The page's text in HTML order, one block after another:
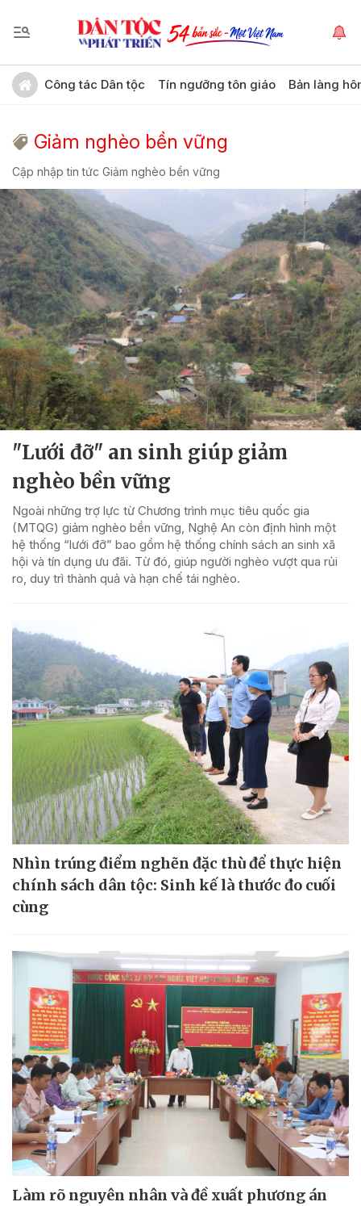
Công tác Dân tộc Tín ngưỡng tôn giáo Bản làng
Giảm nghèo bền vững
Cập nhập tin tức Giảm nghèo bền vững
"Lưới đỡ" an sinh giúp giảm
nghèo bền vững
Ngoài những trợ lực từ Chương trình mục tiêu quốc gia
(MTQG) giảm nghèo bền vững, Nghệ An còn định hình một
hệ thống “lưới đỡ” bao gồm hệ thống chính sách an sinh xã
hội và tín dụng ưu đãi. Từ đó, giúp người nghèo vượt qua rủi
ro, duy trì thành quả và hạn chế tái nghèo.
Nhìn trúng điểm nghẽn đặc thù để thực hiện
chính sách dân tộc: Sinh kế là thước đo cuối
cùng
Làm rõ nguyên nhân và đề xuất phương án